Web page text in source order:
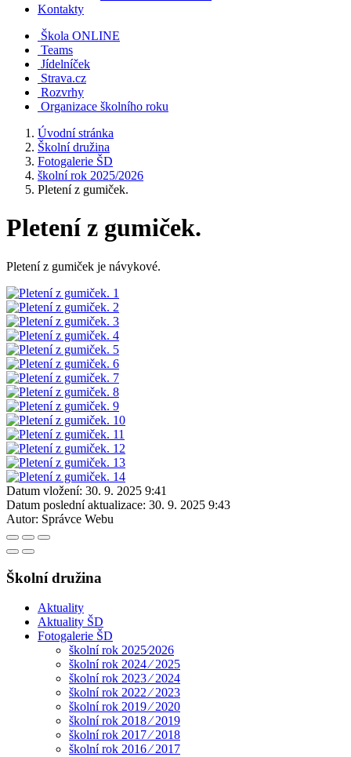
Kontakty
Škola ONLINE
Teams
Jídelníček
Strava.cz
Rozvrhy
Organizace školního roku
Úvodní stránka
Školní družina
Fotogalerie ŠD
školní rok 2025/2026
Pletení z gumiček.
Pletení z gumiček.
Pletení z gumiček je návykové.
Datum vložení: 30. 9. 2025 9:41
Datum poslední aktualizace: 30. 9. 2025 9:43
Autor: Správce Webu
Školní družina
Aktuality
Aktuality ŠD
Fotogalerie ŠD
školní rok 2025⁄2026
školní rok 2024 ⁄ 2025
školní rok 2023 ⁄ 2024
školní rok 2022 ⁄ 2023
školní rok 2019 ⁄ 2020
školní rok 2018 ⁄ 2019
školní rok 2017 ⁄ 2018
školní rok 2016 ⁄ 2017